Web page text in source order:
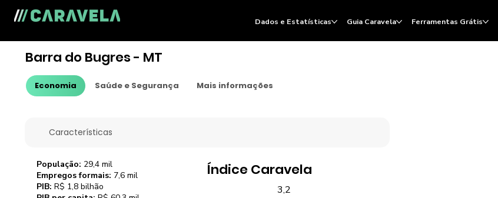
Características
Índice Caravela
3,2
População: 29,4 mil
Empregos formais: 7,6 mil
PIB: R$ 1,8 bilhão
Economia Saúde e Segurança Mais informações
Barra do Bugres - MT
Dados e Estatísticas Guia Caravela Ferramentas Grátis